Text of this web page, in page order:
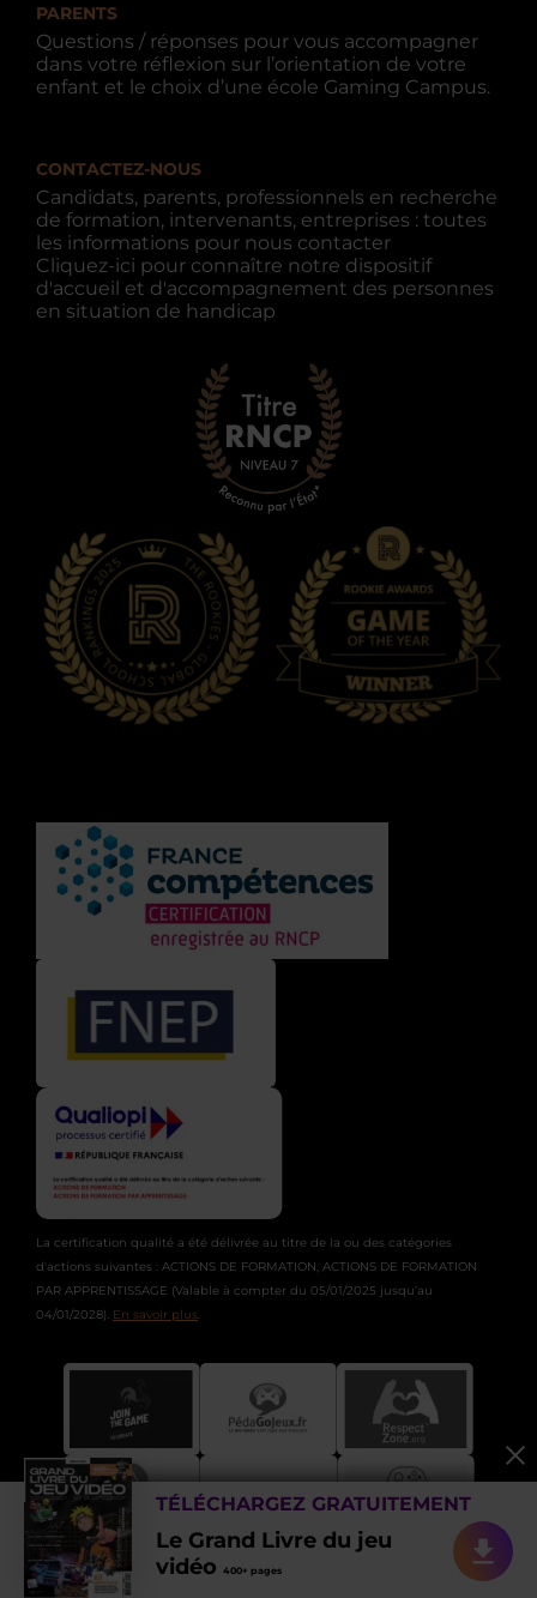
PARENTS
Questions / réponses pour vous accompagner
dans votre réflexion sur l’orientation de votre
enfant et le choix d’une école Gaming Campus.
CONTACTEZ-NOUS
Candidats, parents, professionnels en recherche
de formation, intervenants, entreprises : toutes
les informations pour nous contacter
Cliquez-ici pour connaître notre dispositif
d'accueil et d'accompagnement des personnes
en situation de handicap
La certification qualité a été délivrée au titre de la ou des catégories
d'actions suivantes : ACTIONS DE FORMATION, ACTIONS DE FORMATION
PAR APPRENTISSAGE (Valable à compter du 05/01/2025 jusqu’au
04/01/2028). En savoir plus.
TÉLÉCHARGEZ GRATUITEMENT
Le Grand Livre du jeu
vidéo 400+ pages